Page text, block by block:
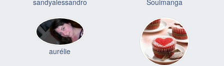
sandyalessandro Souimanga
aurélie